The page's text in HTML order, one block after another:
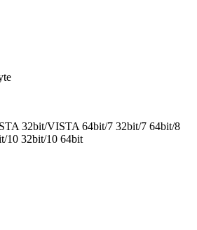
32bit/VISTA 64bit/7 32bit/7 64bit/8
10 32bit/10 64bit